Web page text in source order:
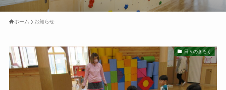
ホーム お知らせ
日々のきろく